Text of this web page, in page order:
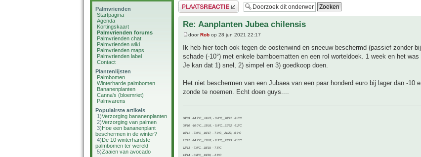
Palmvrienden
Startpagina
Agenda
Kortingskaart
Palmvrienden forums
Palmvrienden chat
Palmvrienden wiki
Palmvrienden maps
Palmvrienden label
Contact
Plantenlijsten
Palmbomen
Winterharde palmbomen
Bananenplanten
Canna's (bloemriet)
Palmvarens
Populairste artikels
1)Verzorging bananenplanten
2)Verzorging van palmen
3)Hoe een bananenplant
beschermen in de winter?
4)De 10 winterhardste
palmbomen ter wereld
5)Zaaien van avocado
Plaats een reactie
Re: Aanplanten Jubea chilensis
doorRob op 28 jun 2021 22:17
Ik heb hier toch ook tegen de oostenwind en sneeuw beschermd (passief zonder
schade (-10°) met enkele bamboematten en een rol worteldoek. 1 week en het was
Je kan dat 1) snel, 2) simpel en 3) goedkoop doen.
Het niet beschermen van een Jubaea van een paar honderd euro bij lager dan -10
zonde te noemen. Echt doen guys....
08/09, -14.7°C__14/15, - 3.6°C__20/21, -9.1°C
09/10, -10.0°C__15/16, - 5.9°C__21/22, -5.2°C
10/11, - 7.9°C__16/17, - 7.9°C__21/22, -6.9°C
11/12, -14.7°C__17/18, - 8.3°C__22/23, -7.1°C
12/13, - 7.9°C__18/19, - 7.5°C
13/14, - 0.8°C__19/20, - 2.8°C